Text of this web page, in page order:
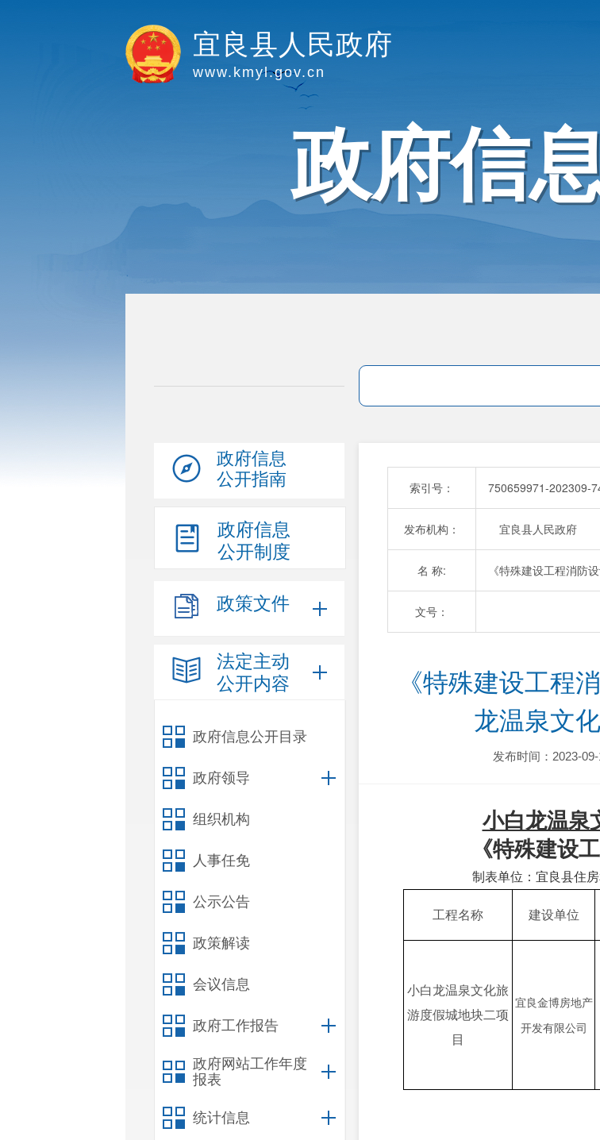
宜良县人民政府
www.kmyl.gov.cn
政府信
政府信息
公开指南
政府信息
公开制度
政策文件
法定主动
公开内容
政府信息公开目录
政府领导
组织机构
人事任免
公示公告
政策解读
会议信息
政府工作报告
政府网站工作年度
报表
统计信息
索引号： 750659971-202309-
发布机构： 宜良县人民政府
名 称: 《特殊建设工程消防
文号：
《特殊建设工程
龙温泉文
发布时间：2023-
小白龙温泉
《特殊建设
制表单位：宜良县住
工程名称 建设单位
小白龙温泉文化旅
游度假城地块二项
目
宜良金博房地产
开发有限公司